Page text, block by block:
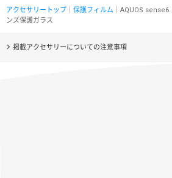
アクセサリートップ 保護フィルム ｜AQUOS
ンズ保護ガラス
掲載アクセサリーについての注意事項